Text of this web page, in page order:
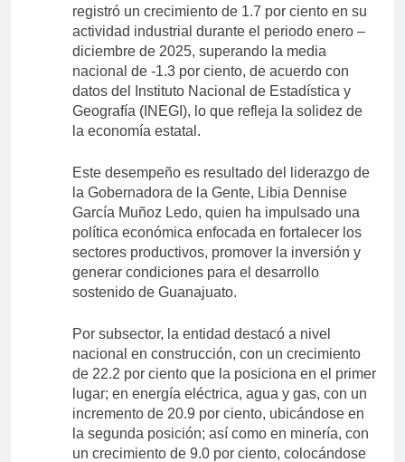
registró un crecimiento de 1.7 por ciento en su
actividad industrial durante el periodo enero –
diciembre de 2025, superando la media
nacional de -1.3 por ciento, de acuerdo con
datos del Instituto Nacional de Estadística y
Geografía (INEGI), lo que refleja la solidez de
la economía estatal.
Este desempeño es resultado del liderazgo de
la Gobernadora de la Gente, Libia Dennise
García Muñoz Ledo, quien ha impulsado una
política económica enfocada en fortalecer los
sectores productivos, promover la inversión y
generar condiciones para el desarrollo
sostenido de Guanajuato.
Por subsector, la entidad destacó a nivel
nacional en construcción, con un crecimiento
de 22.2 por ciento que la posiciona en el primer
lugar; en energía eléctrica, agua y gas, con un
incremento de 20.9 por ciento, ubicándose en
la segunda posición; así como en minería, con
un crecimiento de 9.0 por ciento, colocándose